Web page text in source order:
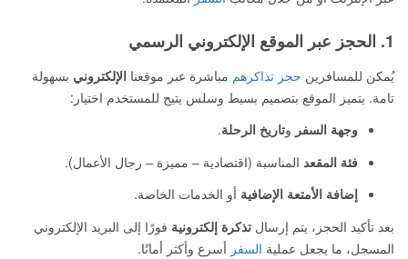
1. الحجز عبر الموقع الإلكتروني الرسمي
يُمكن للمسافرين حجز تذاكرهم مباشرة عبر موقعنا الإلكتروني بسهولة
تامة. يتميز الموقع بتصميم بسيط وسلس يتيح للمستخدم اختيار:
وجهة السفر وتاريخ الرحلة.
فئة المقعد المناسبة (اقتصادية – مميزة – رجال الأعمال).
إضافة الأمتعة الإضافية أو الخدمات الخاصة.
بعد تأكيد الحجز، يتم إرسال تذكرة إلكترونية فورًا إلى البريد الإلكتروني
المسجل، ما يجعل عملية السفر أسرع وأكثر أمانًا.